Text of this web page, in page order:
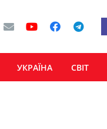
УКРАЇНА СВІТ